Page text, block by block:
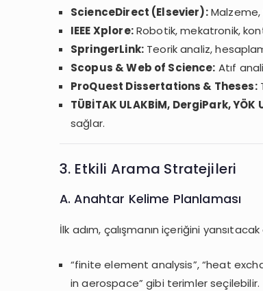
ScienceDirect (Elsevier):Malzeme,
IEEE Xplore:Robotik, mekatronik,
SpringerLink:Teorik analiz,
Scopus & Web of Science: Atıf
ProQuest Dissertations & Theses:
TÜBİTAK ULAKBİM, DergiPark,
sağlar.
3. Etkili Arama Stratejileri
A. Anahtar Kelime Planlaması
İlk adım, çalışmanın içeriğini
“finite element analysis”, “heat
in aerospace” gibi terimler seçilebilir.